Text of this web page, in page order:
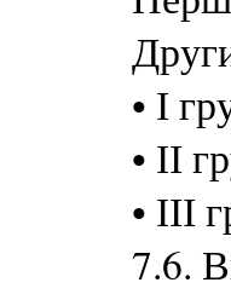
• І
• ІІ
• ІІІ
7.6.